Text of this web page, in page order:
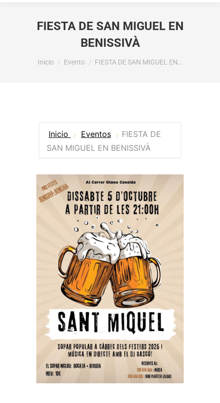
FIESTA DE SAN MIGUEL EN
BENISSIVÀ
Estás aquí:
Inicio Evento FIESTA DE SAN MIGUEL EN…
Inicio Eventos
FIESTA DE
SAN MIGUEL EN BENISSIVÀ